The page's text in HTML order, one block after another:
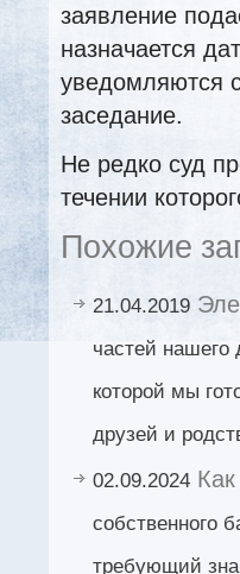
заявление
назначается
уведомляются
заседание.
Не редко суд
течении
Похожие
21.04.2019
частей нашего
которой мы
друзей и
02.09.2024
собственного
требующий